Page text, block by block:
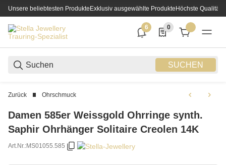
Unsere beliebtesten ProdukteExklusiv ausgewählte ProdukteHöchste Qualität
SUCHEN
6
6 neue Notifizierungen
0
0 Produkte in der
Zurück Ohrschmuck
Damen 585er Weissgold Ohrringe synth.
Saphir Ohrhänger Solitaire Creolen 14K
Art.Nr.:MS01055.585